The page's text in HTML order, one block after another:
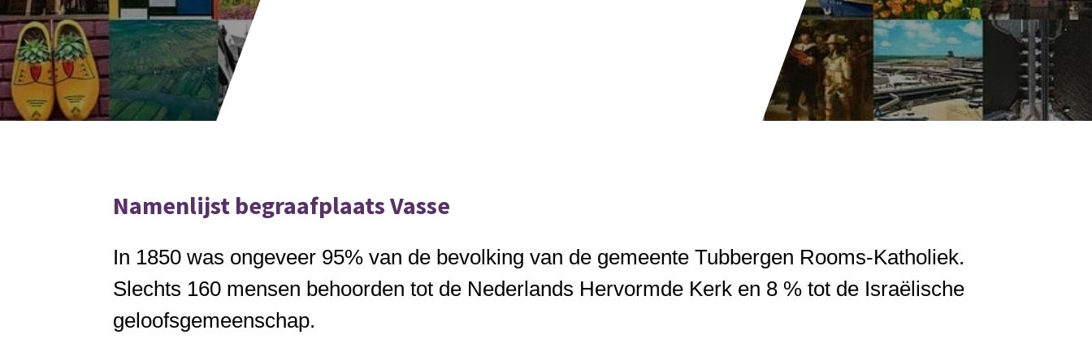
Namenlijst begraafplaats Vasse
In 1850 was ongeveer 95% van de bevolking van de gemeente Tubbergen Rooms-Katholiek.
Slechts 160 mensen behoorden tot de Nederlands Hervormde Kerk en 8 % tot de Israëlische
geloofsgemeenschap.